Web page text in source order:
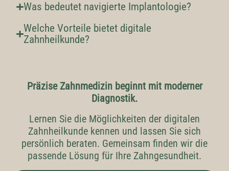
Was bedeutet navigierte Implantologie?
Welche Vorteile bietet digitale
Zahnheilkunde?
Präzise Zahnmedizin beginnt mit moderner
Diagnostik.
Lernen Sie die Möglichkeiten der digitalen
Zahnheilkunde kennen und lassen Sie sich
persönlich beraten. Gemeinsam finden wir die
passende Lösung für Ihre Zahngesundheit.